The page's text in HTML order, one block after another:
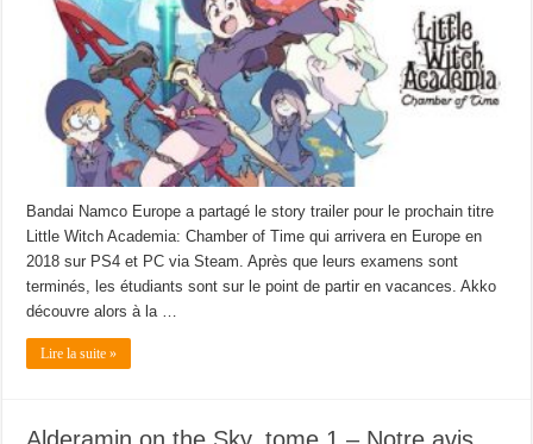
Bandai Namco Europe a partagé le story trailer pour le prochain titre
Little Witch Academia: Chamber of Time qui arrivera en Europe en
2018 sur PS4 et PC via Steam. Après que leurs examens sont
terminés, les étudiants sont sur le point de partir en vacances. Akko
découvre alors à la …
Lire la suite »